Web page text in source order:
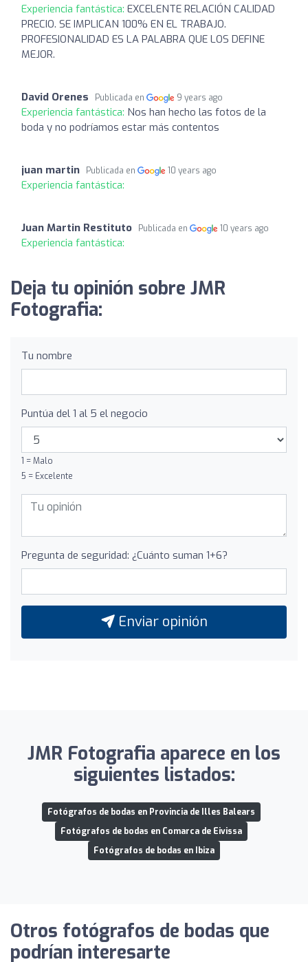
Experiencia fantástica: EXCELENTE RELACIÓN CALIDAD
PRECIO. SE IMPLICAN 100% EN EL TRABAJO.
PROFESIONALIDAD ES LA PALABRA QUE LOS DEFINE
MEJOR.
David Orenes Publicada en 9 years ago
Experiencia fantástica: Nos han hecho las fotos de la
boda y no podríamos estar más contentos
juan martin Publicada en 10 years ago
Experiencia fantástica:
Juan Martin Restituto Publicada en 10 years ago
Experiencia fantástica:
Deja tu opinión sobre JMR
Fotografia:
Tu nombre
Puntúa del 1 al 5 el negocio
1 = Malo
5 = Excelente
Pregunta de seguridad: ¿Cuánto suman 1+6?
Enviar opinión
JMR Fotografia aparece en los
siguientes listados:
Fotógrafos de bodas en Provincia de Illes Balears
Fotógrafos de bodas en Comarca de Eivissa
Fotógrafos de bodas en Ibiza
Otros fotógrafos de bodas que
podrían interesarte